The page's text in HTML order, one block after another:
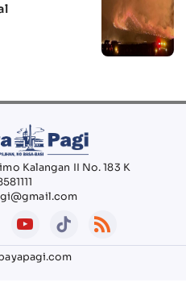
Kalangan II No. 183 K